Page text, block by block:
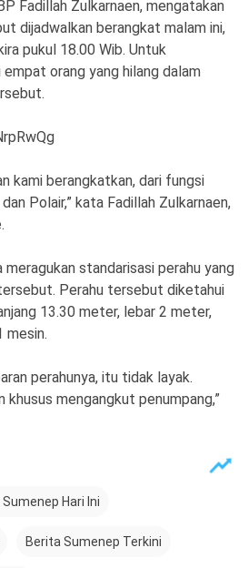
Fadillah Zulkarnaen, mengatakan
dijadwalkan berangkat malam ini,
pukul 18.00 Wib. Untuk
orang yang hilang dalam
kami berangkatkan, dari fungsi
Polair,” kata Fadillah Zulkarnaen,
meragukan standarisasi perahu yang
Perahu tersebut diketahui
13.30 meter, lebar 2 meter,
mesin.
perahunya, itu tidak layak.
khusus mengangkut penumpang,”
Hari Ini
Berita Sumenep Terkini